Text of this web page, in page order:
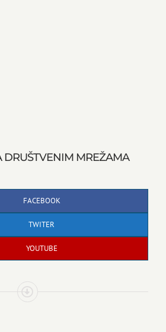
DRUŠTVENIM MREŽAMA
FACEBOOK
TWITER
YOUTUBE